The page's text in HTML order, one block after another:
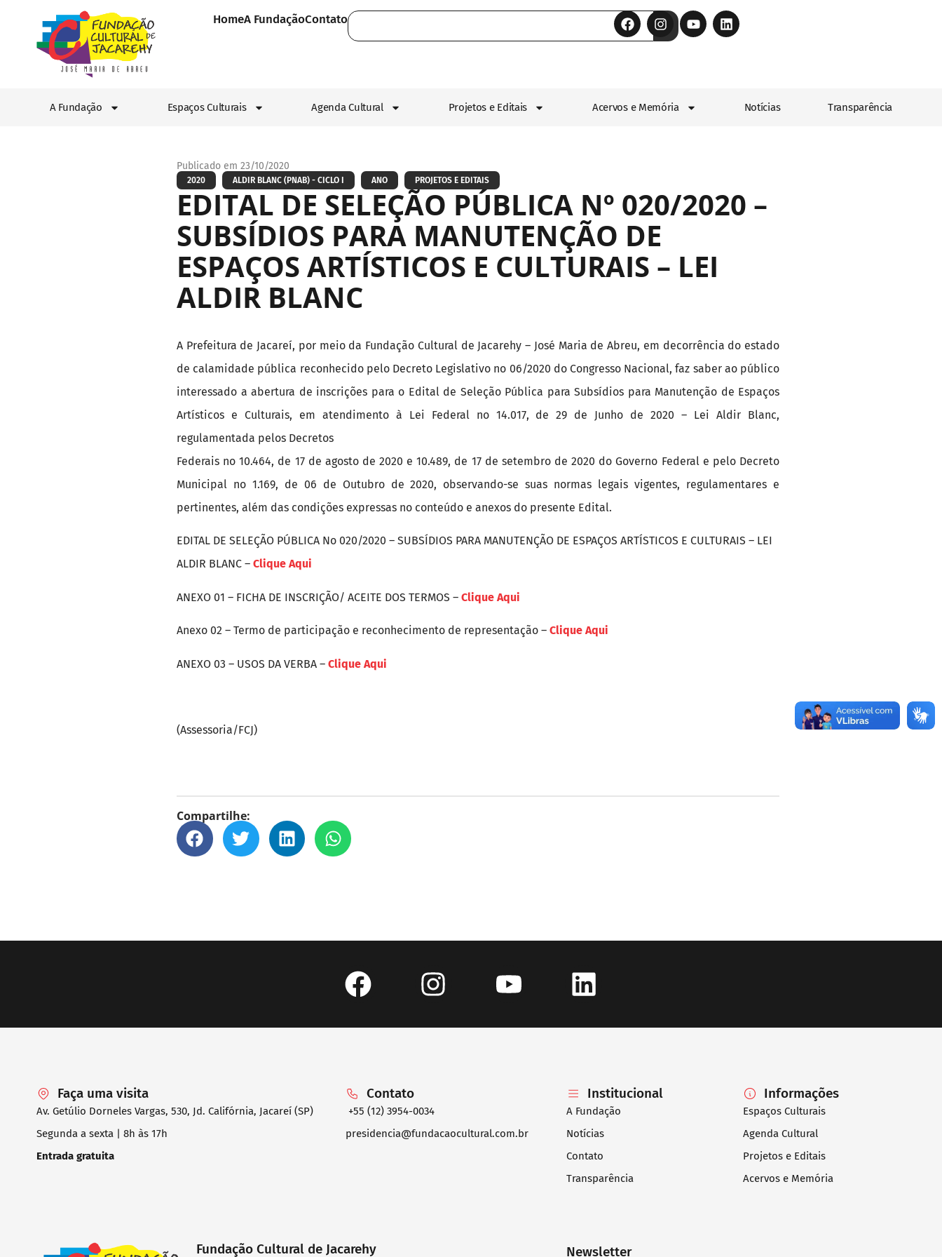
HomeA FundaçãoContato
A Fundação Espaços Culturais Agenda Cultural Projetos e Editais Acervos e Memória Notícias Transparência
Publicado em 23/10/2020
2020 ALDIR BLANC (PNAB) - CICLO I ANO PROJETOS E EDITAIS
EDITAL DE SELEÇÃO PÚBLICA Nº 020/2020 –
SUBSÍDIOS PARA MANUTENÇÃO DE
ESPAÇOS ARTÍSTICOS E CULTURAIS – LEI
ALDIR BLANC
A Prefeitura de Jacareí, por meio da Fundação Cultural de Jacarehy – José Maria de Abreu, em decorrência do estado
de calamidade pública reconhecido pelo Decreto Legislativo no 06/2020 do Congresso Nacional, faz saber ao público
interessado a abertura de inscrições para o Edital de Seleção Pública para Subsídios para Manutenção de Espaços
Artísticos e Culturais, em atendimento à Lei Federal no 14.017, de 29 de Junho de 2020 – Lei Aldir Blanc,
regulamentada pelos Decretos
Federais no 10.464, de 17 de agosto de 2020 e 10.489, de 17 de setembro de 2020 do Governo Federal e pelo Decreto
Municipal no 1.169, de 06 de Outubro de 2020, observando-se suas normas legais vigentes, regulamentares e
pertinentes, além das condições expressas no conteúdo e anexos do presente Edital.
EDITAL DE SELEÇÃO PÚBLICA No 020/2020 – SUBSÍDIOS PARA MANUTENÇÃO DE ESPAÇOS ARTÍSTICOS E CULTURAIS – LEI
ALDIR BLANC – Clique Aqui
ANEXO 01 – FICHA DE INSCRIÇÃO/ ACEITE DOS TERMOS – Clique Aqui
Anexo 02 – Termo de participação e reconhecimento de representação – Clique Aqui
ANEXO 03 – USOS DA VERBA – Clique Aqui
(Assessoria/FCJ)
Compartilhe:
Faça uma visita
Av. Getúlio Dorneles Vargas, 530, Jd. Califórnia, Jacareí (SP)
Segunda a sexta | 8h às 17h
Entrada gratuita
Contato
+55 (12) 3954-0034
presidencia@fundacaocultural.com.br
Institucional
A Fundação
Notícias
Contato
Transparência
Informações
Espaços Culturais
Agenda Cultural
Projetos e Editais
Acervos e Memória
Fundação Cultural de Jacarehy Newsletter